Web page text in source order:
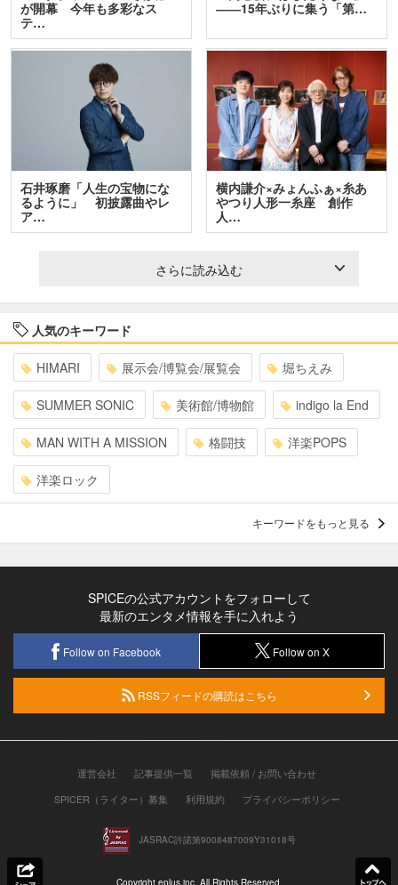
が開幕 今年も多彩なス
テ…
――15年ぶりに集う「第…
石井琢磨「人生の宝物にな
るように」 初披露曲やレ
ア…
横内謙介×みょんふぁ×糸あ
やつり人形一糸座 創作
人…
さらに読み込む
人気のキーワード
HIMARI 展示会/博覧会/展覧会 堀ちえみ
SUMMER SONIC 美術館/博物館 indigo la End
MAN WITH A MISSION 格闘技 洋楽POPS
洋楽ロック
キーワードをもっと見る
SPICEの公式アカウントをフォローして
最新のエンタメ情報を手に入れよう
Follow on Facebook Follow on X
RSSフィードの購読はこちら
運営会社 記事提供一覧
掲載依頼 / お問い合わせ
SPICER（ライター）募集
利用規約 プライバシーポリシー
JASRAC許諾第9008487009Y31018号